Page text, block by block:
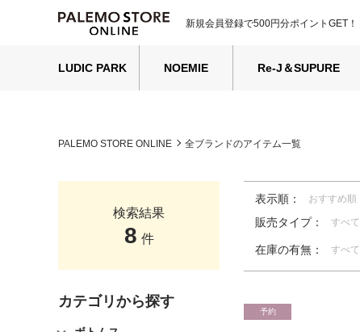
新規会員登録で500円分ポイントGET！
LUDIC PARK NOEMIE Re-J＆SUPURE
PALEMO STORE ONLINE 全ブランドのアイテム一覧
検索結果
8 件
カテゴリから探す
表示順： おすすめ順
販売タイプ： すべて
在庫の有無： すべて
予約